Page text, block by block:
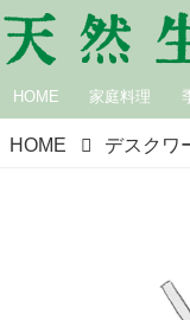
HOME 家庭料理
HOME